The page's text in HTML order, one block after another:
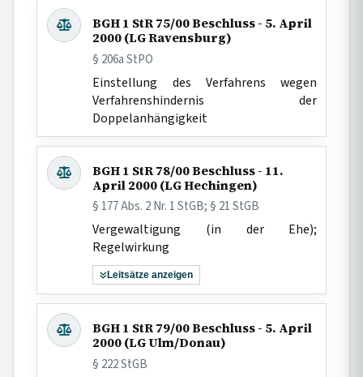
BGH 1 StR 75/00 Beschluss - 5. April
2000 (LG Ravensburg)
§ 206a StPO
Einstellung des Verfahrens wegen
Verfahrenshindernis der
Doppelanhängigkeit
BGH 1 StR 78/00 Beschluss - 11.
April 2000 (LG Hechingen)
§ 177 Abs. 2 Nr. 1 StGB; § 21 StGB
Vergewaltigung (in der Ehe);
Regelwirkung
Leitsätze anzeigen
BGH 1 StR 79/00 Beschluss - 5. April
2000 (LG Ulm/Donau)
§ 222 StGB